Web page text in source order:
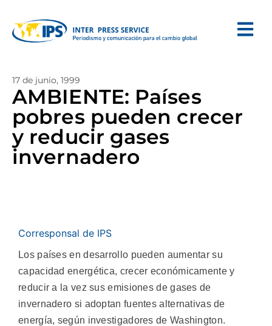
17 de junio, 1999
AMBIENTE: Países
pobres pueden crecer
y reducir gases
invernadero
Corresponsal de IPS
Los países en desarrollo pueden aumentar su
capacidad energética, crecer económicamente y
reducir a la vez sus emisiones de gases de
invernadero si adoptan fuentes alternativas de
energía, según investigadores de Washington.